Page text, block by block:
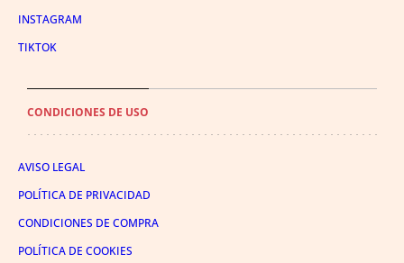
INSTAGRAM
TIKTOK
CONDICIONES DE USO
AVISO LEGAL
POLÍTICA DE PRIVACIDAD
CONDICIONES DE COMPRA
POLÍTICA DE COOKIES